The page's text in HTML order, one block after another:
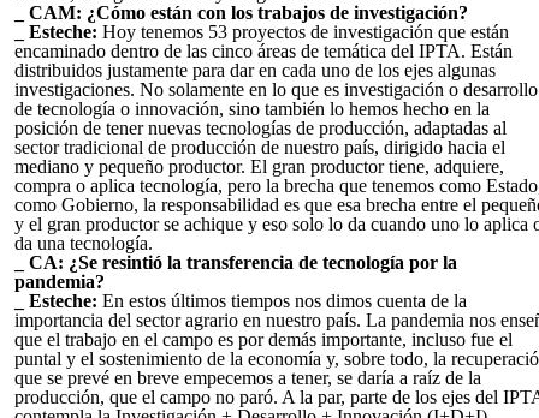
_ CAM: ¿Cómo están con los trabajos de investigación?
_ Esteche: Hoy tenemos 53 proyectos de investigación que están
encaminado dentro de las cinco áreas de temática del IPTA. Están
distribuidos justamente para dar en cada uno de los ejes algunas
investigaciones. No solamente en lo que es investigación o desarrollo
de tecnología o innovación, sino también lo hemos hecho en la
posición de tener nuevas tecnologías de producción, adaptadas al
sector tradicional de producción de nuestro país, dirigido hacia el
mediano y pequeño productor. El gran productor tiene, adquiere,
compra o aplica tecnología, pero la brecha que tenemos como
como Gobierno, la responsabilidad es que esa brecha entre el
y el gran productor se achique y eso solo lo da cuando uno lo aplica
da una tecnología.
_ CA: ¿Se resintió la transferencia de tecnología por la
pandemia?
_ Esteche: En estos últimos tiempos nos dimos cuenta de la
importancia del sector agrario en nuestro país. La pandemia nos
que el trabajo en el campo es por demás importante, incluso fue el
puntal y el sostenimiento de la economía y, sobre todo, la
que se prevé en breve empecemos a tener, se daría a raíz de la
producción, que el campo no paró. A la par, parte de los ejes del